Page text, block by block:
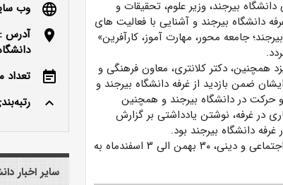
بیرجند، وزیر علوم، تحقیقات و
دانشگاه بیرجند و آشنایی با فعالیت های
جامعه محور، مهارت آموز، کارآفرین»
همچنین، دکتر کلانتری، معاون فرهنگی و
ضمن بازدید از غرفه دانشگاه بیرجند و
رویش و حرکت در دانشگاه بیرجند و همچنین
در غرفه، نوشتن یادداشتی بر گزارش
دانشگاه بیرجند بود.
یازدهمین جشنواره ملی رویش، ویژه دستاوردهای کانون های فرهنگی، هنری، اجتماعی و دینی، ۳۰ بهمن الی ۳ اسفندماه به
language
وب
location_on
آدرس :
event_note
تعداد
keyboard_arrow_up
سایر اخبار